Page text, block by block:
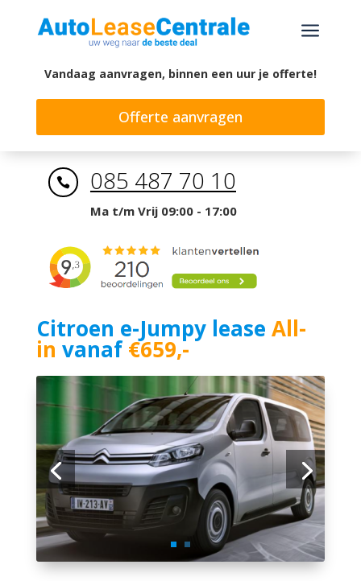
a
Vandaag aanvragen, binnen een uur je offerte!
Offerte aanvragen
 085 487 70 10
Ma t/m Vrij 09:00 - 17:00
Citroen e-Jumpy lease All-
in vanaf€659,-